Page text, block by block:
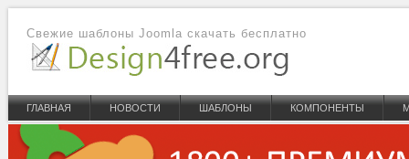
Свежие шаблоны Joomla скачать бесплатно
ГЛАВНАЯ НОВОСТИ ШАБЛОНЫ КОМПОНЕНТЫ